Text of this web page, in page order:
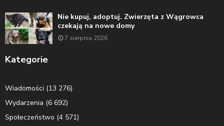
Nie kupuj, adoptuj. Zwierzęta z Wągrowca
czekają na nowe domy
7 sierpnia 2026
Kategorie
Wiadomości (13 276)
Wydarzenia (6 692)
Społeczeństwo (4 571)